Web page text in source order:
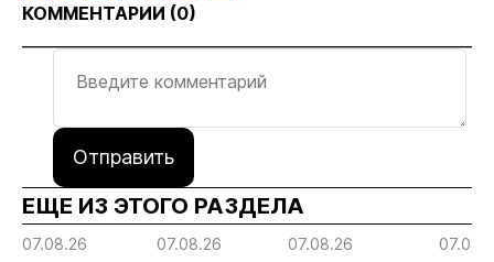
КОММЕНТАРИИ (0)
Отправить
ЕЩЕ ИЗ ЭТОГО РАЗДЕЛА
07.08.26 07.08.26 07.08.26